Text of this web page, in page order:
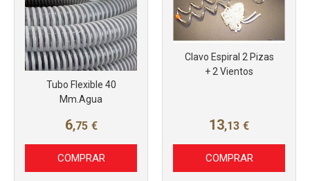
Tubo Flexible 40
Mm.Agua
6,75 €
COMPRAR
Clavo Espiral 2 Pizas
+ 2 Vientos
13,13 €
COMPRAR
Más info Más info